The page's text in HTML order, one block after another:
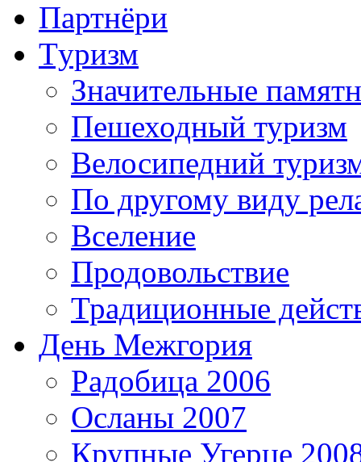
Партнёри
Tуризм
Значительные
Пешеходный туризм
Велосипедний
По другому виду
Вселение
Продовольствие
Традиционные
День Межгория
Радобица 2006
Осланы 2007
Крупные Угерце